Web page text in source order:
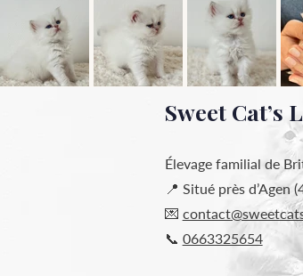
Sweet Cat’s
Élevage familial de
📍 Situé près
💌
📞 0663325654